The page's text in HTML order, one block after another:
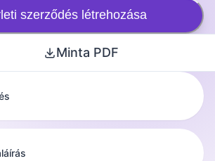
szerződés létrehozása
Minta PDF